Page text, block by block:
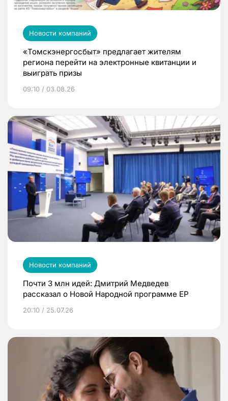
Новости компаний
«Томскэнергосбыт» предлагает жителям
региона перейти на электронные квитанции и
выиграть призы
09:10 / 03.08.26
Новости компаний
Почти 3 млн идей: Дмитрий Медведев
рассказал о Новой Народной программе ЕР
20:10 / 25.07.26